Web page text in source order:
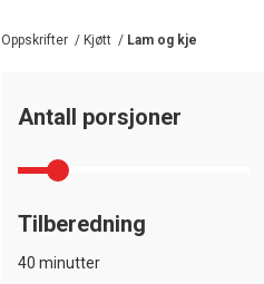
Oppskrifter / Kjøtt / Lam og kje
Antall porsjoner
Tilberedning
40 minutter